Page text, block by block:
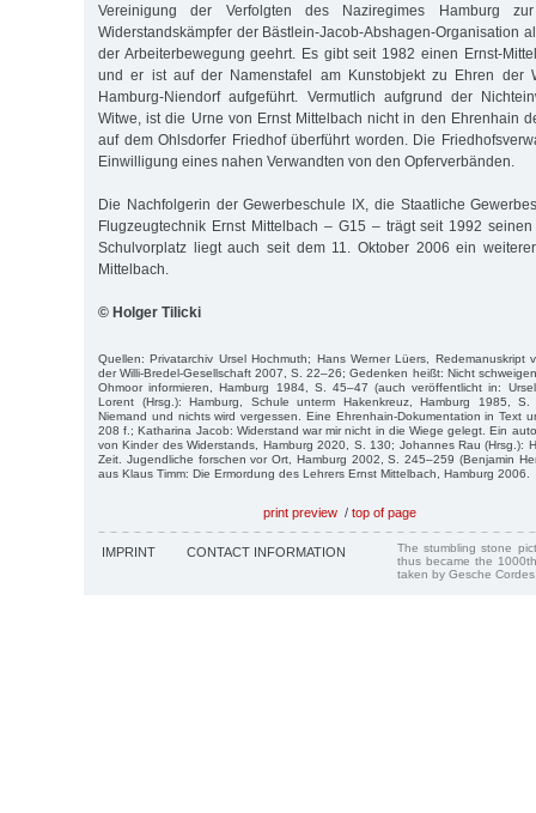
Vereinigung der Verfolgten des Naziregimes Hamburg
Widerstandskämpfer der Bästlein-Jacob-Abshagen-Organisation
der Arbeiterbewegung geehrt. Es gibt seit 1982 einen Ernst-
und er ist auf der Namenstafel am Kunstobjekt zu Ehren der
Hamburg-Niendorf aufgeführt. Vermutlich aufgrund der
Witwe, ist die Urne von Ernst Mittelbach nicht in den Ehrenhain
auf dem Ohlsdorfer Friedhof überführt worden. Die
Einwilligung eines nahen Verwandten von den Opferverbänden.
Die Nachfolgerin der Gewerbeschule IX, die Staatliche
Flugzeugtechnik Ernst Mittelbach – G15 – trägt seit 1992
Schulvorplatz liegt auch seit dem 11. Oktober 2006 ein
Mittelbach.
© Holger Tilicki
Quellen: Privatarchiv Ursel Hochmuth; Hans Werner Lüers, Redemanuskript
der Willi-Bredel-Gesellschaft 2007, S. 22–26; Gedenken heißt: Nicht
Ohmoor informieren, Hamburg 1984, S. 45–47 (auch veröffentlicht in:
Lorent (Hrsg.): Hamburg, Schule unterm Hakenkreuz, Hamburg 1985,
Niemand und nichts wird vergessen. Eine Ehrenhain-Dokumentation in Text
208 f.; Katharina Jacob: Widerstand war mir nicht in die Wiege gelegt. Ein
von Kinder des Widerstands, Hamburg 2020, S. 130; Johannes Rau (Hrsg.):
Zeit. Jugendliche forschen vor Ort, Hamburg 2002, S. 245–259 (Benjamin
aus Klaus Timm: Die Ermordung des Lehrers Ernst Mittelbach, Hamburg 2006.
print preview / top of page
IMPRINT CONTACT INFORMATION
The stumbling stone
thus became the
taken by Gesche